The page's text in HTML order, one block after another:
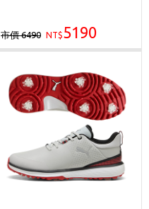
市價 6490 NT$5190